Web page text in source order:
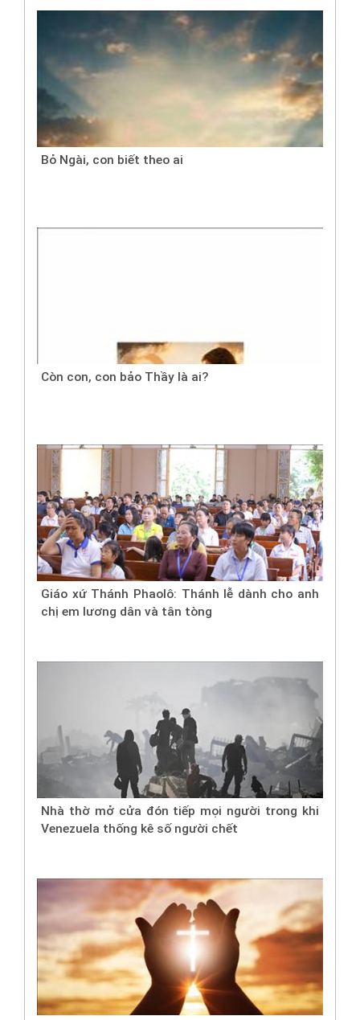
Bỏ Ngài, con biết theo ai
Còn con, con bảo Thầy là ai?
Giáo xứ Thánh Phaolô: Thánh lễ dành cho anh
chị em lương dân và tân tòng
Nhà thờ mở cửa đón tiếp mọi người trong khi
Venezuela thống kê số người chết